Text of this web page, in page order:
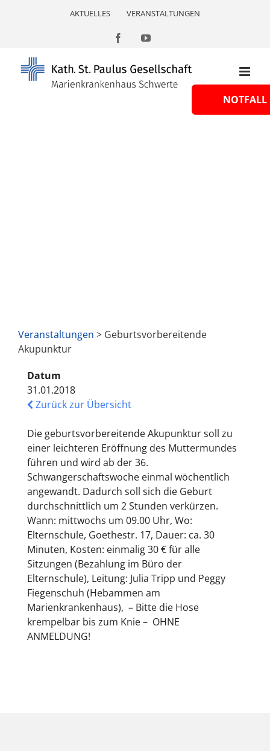
AKTUELLES VERANSTALTUNGEN
FacebookYouTube
Veranstaltungen > Geburtsvorbereitende
Akupunktur
Datum
31.01.2018
Zurück zur Übersicht
Die geburtsvorbereitende Akupunktur soll zu
einer leichteren Eröffnung des Muttermundes
führen und wird ab der 36.
Schwangerschaftswoche einmal wöchentlich
angewandt. Dadurch soll sich die Geburt
durchschnittlich um 2 Stunden verkürzen.
Wann: mittwochs um 09.00 Uhr, Wo:
Elternschule, Goethestr. 17, Dauer: ca. 30
Minuten, Kosten: einmalig 30 € für alle
Sitzungen (Bezahlung im Büro der
Elternschule), Leitung: Julia Tripp und Peggy
Fiegenschuh (Hebammen am
Marienkrankenhaus), – Bitte die Hose
krempelbar bis zum Knie – OHNE
ANMELDUNG!
NOTFALL